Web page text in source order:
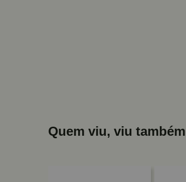
Quem viu, viu também